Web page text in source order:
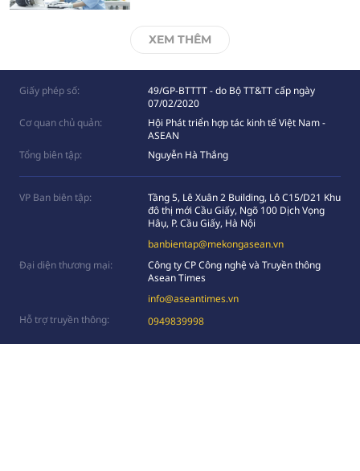
XEM THÊM
Giấy phép số:
49/GP-BTTTT - do Bộ TT&TT cấp ngày
07/02/2020
Cơ quan chủ quản:
Hội Phát triển hợp tác kinh tế Việt Nam -
ASEAN
Tổng biên tập:
Nguyễn Hà Thắng
VP Ban biên tập:
Tầng 5, Lê Xuân 2 Building, Lô C15/D21 Khu
đô thị mới Cầu Giấy, Ngõ 100 Dịch Vọng
Hâụ, P. Cầu Giấy, Hà Nội
banbientap@mekongasean.vn
Đại diện thương mại:
Công ty CP Công nghệ và Truyền thông
Asean Times
info@aseantimes.vn
Hỗ trợ truyền thông:
0949839998